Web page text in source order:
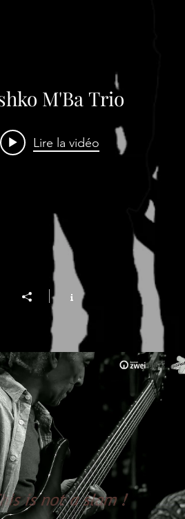
M'Ba Trio
Lire la vidéo
Featuring Atlas 3;7 Slam
Lire la vidéo